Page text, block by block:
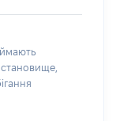
становище,